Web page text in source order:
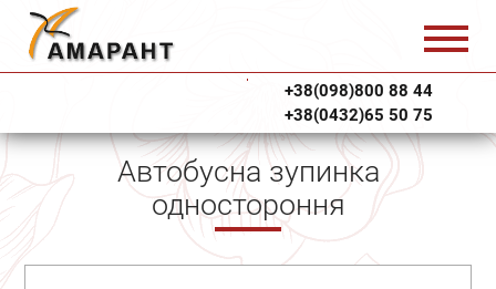
+38(098)800 88 44
+38(0432)65 50 75
Автобусна зупинка
одностороння